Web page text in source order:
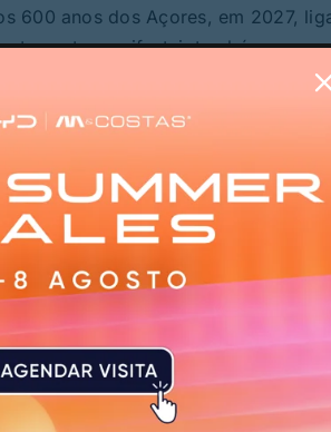
600 anos dos Açores, em 2027,
manifestei, também por
estruturantes para a
com muito interesse por duas
referiu, acrescentando que a
da história nacional e, por outro,
dos Açores e dos 900 anos da
“São celebrações nacionais,
de Portugal”, salientou.
de cooperação entre os dois